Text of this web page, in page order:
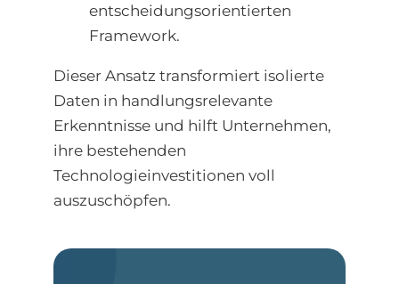
entscheidungsorientierten
Framework.
Dieser Ansatz transformiert isolierte
Daten in handlungsrelevante
Erkenntnisse und hilft Unternehmen,
ihre bestehenden
Technologieinvestitionen voll
auszuschöpfen.